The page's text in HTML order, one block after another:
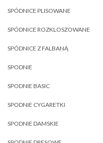
SPÓDNICE PLISOWANE
SPÓDNICE ROZKLOSZOWANE
SPÓDNICE Z FALBANĄ
SPODNIE
SPODNIE BASIC
SPODNIE CYGARETKI
SPODNIE DAMSKIE